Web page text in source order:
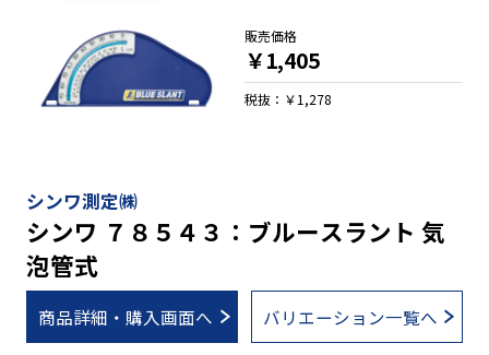
シンワ測定㈱
シンワ ７８５４３：ブルースラント 気
泡管式
商品詳細・購入画面へ バリエーション一覧へ
販売価格
￥1,405
税抜：￥1,278